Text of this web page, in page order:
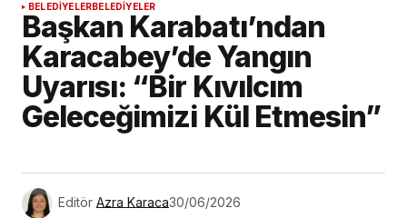
BELEDİYELERBELEDİYELER
Başkan Karabatı’ndan
Karacabey’de Yangın
Uyarısı: “Bir Kıvılcım
Geleceğimizi Kül Etmesin”
Editör Azra Karaca30/06/2026